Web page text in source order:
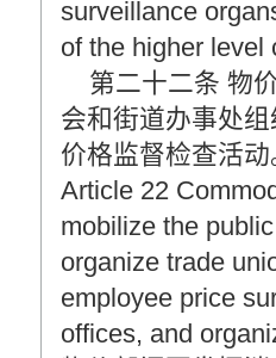
surveillance
of the higher level
第二十二条 物
会和街道办事处
价格监督检查活动
Article 22
mobilize the
organize trade
employee price
offices, and